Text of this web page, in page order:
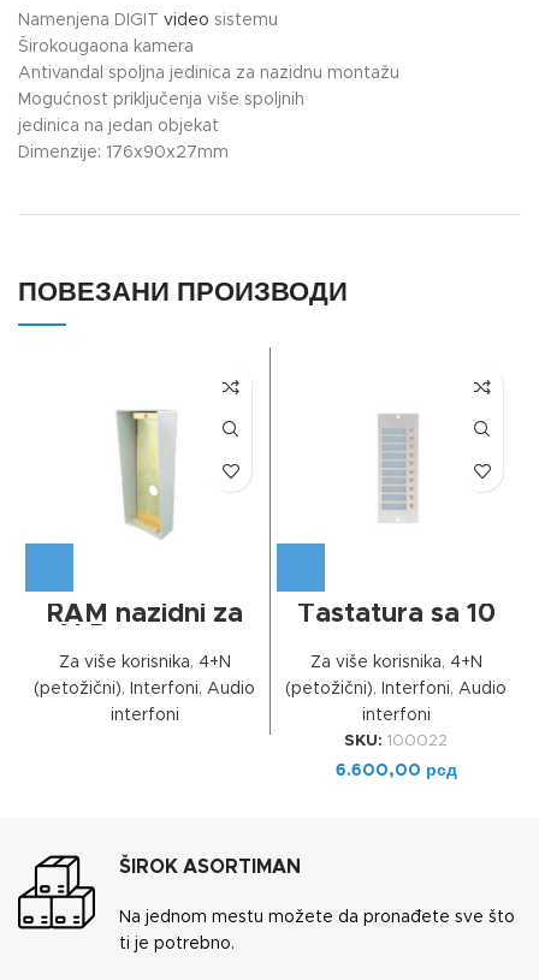
Namenjena DIGIT video sistemu
Širokougaona kamera
Antivandal spoljna jedinica za nazidnu montažu
Mogućnost priključenja više spoljnih
jedinica na jedan objekat
Dimenzije: 176x90x27mm
ПОВЕЗАНИ ПРОИЗВОДИ
RAM nazidni za
Za više korisnika, 4+N
(petožični), Interfoni, Audio
interfoni
Tastatura sa 10
Za više korisnika, 4+N
(petožični), Interfoni, Audio
interfoni
SKU: 100022
6.600,00 рсд
ŠIROK ASORTIMAN
Na jednom mestu možete da pronađete sve što
ti je potrebno.